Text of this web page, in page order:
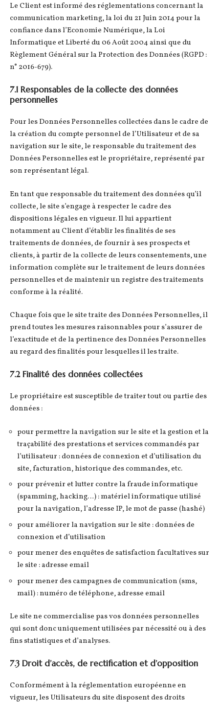
Le Client est informé des réglementations concernant la
communication marketing, la loi du 21 Juin 2014 pour la
confiance dans l’Economie Numérique, la Loi
Informatique et Liberté du 06 Août 2004 ainsi que du
Règlement Général sur la Protection des Données (RGPD :
n° 2016-679).
7.1 Responsables de la collecte des données
personnelles
Pour les Données Personnelles collectées dans le cadre de
la création du compte personnel de l’Utilisateur et de sa
navigation sur le site, le responsable du traitement des
Données Personnelles est le propriétaire, représenté par
son représentant légal.
En tant que responsable du traitement des données qu’il
collecte, le site s’engage à respecter le cadre des
dispositions légales en vigueur. Il lui appartient
notamment au Client d’établir les finalités de ses
traitements de données, de fournir à ses prospects et
clients, à partir de la collecte de leurs consentements, une
information complète sur le traitement de leurs données
personnelles et de maintenir un registre des traitements
conforme à la réalité.
Chaque fois que le site traite des Données Personnelles, il
prend toutes les mesures raisonnables pour s’assurer de
l’exactitude et de la pertinence des Données Personnelles
au regard des finalités pour lesquelles il les traite.
7.2 Finalité des données collectées
Le propriétaire est susceptible de traiter tout ou partie des
données :
pour permettre la navigation sur le site et la gestion et la
traçabilité des prestations et services commandés par
l’utilisateur : données de connexion et d’utilisation du
site, facturation, historique des commandes, etc.
pour prévenir et lutter contre la fraude informatique
(spamming, hacking…) : matériel informatique utilisé
pour la navigation, l’adresse IP, le mot de passe (hashé)
pour améliorer la navigation sur le site : données de
connexion et d’utilisation
pour mener des enquêtes de satisfaction facultatives sur
le site : adresse email
pour mener des campagnes de communication (sms,
mail) : numéro de téléphone, adresse email
Le site ne commercialise pas vos données personnelles
qui sont donc uniquement utilisées par nécessité ou à des
fins statistiques et d’analyses.
7.3 Droit d’accès, de rectification et d’opposition
Conformément à la réglementation européenne en
vigueur, les Utilisateurs du site disposent des droits